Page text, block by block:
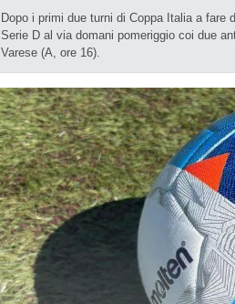
Dopo i primi due turni di Coppa Italia a fare
Serie D al via domani pomeriggio coi due
Varese (A, ore 16).